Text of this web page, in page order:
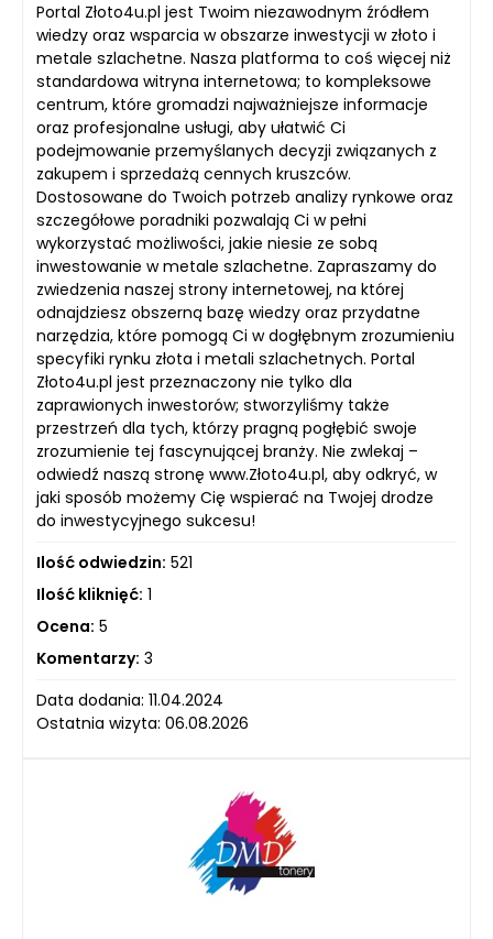
Portal Złoto4u.pl jest Twoim niezawodnym źródłem
wiedzy oraz wsparcia w obszarze inwestycji w złoto i
metale szlachetne. Nasza platforma to coś więcej niż
standardowa witryna internetowa; to kompleksowe
centrum, które gromadzi najważniejsze informacje
oraz profesjonalne usługi, aby ułatwić Ci
podejmowanie przemyślanych decyzji związanych z
zakupem i sprzedażą cennych kruszców.
Dostosowane do Twoich potrzeb analizy rynkowe oraz
szczegółowe poradniki pozwalają Ci w pełni
wykorzystać możliwości, jakie niesie ze sobą
inwestowanie w metale szlachetne. Zapraszamy do
zwiedzenia naszej strony internetowej, na której
odnajdziesz obszerną bazę wiedzy oraz przydatne
narzędzia, które pomogą Ci w dogłębnym zrozumieniu
specyfiki rynku złota i metali szlachetnych. Portal
Złoto4u.pl jest przeznaczony nie tylko dla
zaprawionych inwestorów; stworzyliśmy także
przestrzeń dla tych, którzy pragną pogłębić swoje
zrozumienie tej fascynującej branży. Nie zwlekaj –
odwiedź naszą stronę www.Złoto4u.pl, aby odkryć, w
jaki sposób możemy Cię wspierać na Twojej drodze
do inwestycyjnego sukcesu!
Ilość odwiedzin: 521
Ilość kliknięć: 1
Ocena: 5
Komentarzy: 3
Data dodania: 11.04.2024
Ostatnia wizyta: 06.08.2026